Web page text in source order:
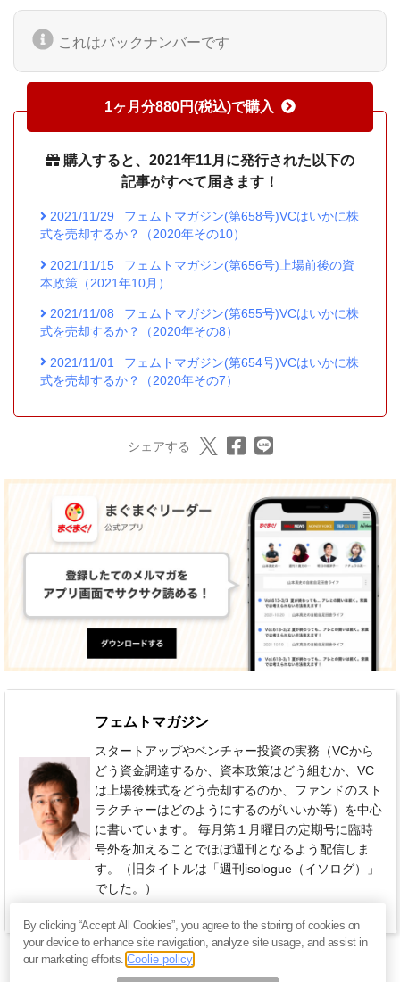
これはバックナンバーです
1ヶ月分880円(税込)で購入
購入すると、2021年11月に発行された以下の
記事がすべて届きます！
2021/11/29
フェムトマガジン(第658号)VCはいかに株
式を売却するか？（2020年その10）
2021/11/15
フェムトマガジン(第656号)上場前後の資
本政策（2021年10月）
2021/11/08
フェムトマガジン(第655号)VCはいかに株
式を売却するか？（2020年その8）
2021/11/01
フェムトマガジン(第654号)VCはいかに株
式を売却するか？（2020年その7）
シェアする
フェムトマガジン
スタートアップやベンチャー投資の実務（VCから
どう資金調達するか、資本政策はどう組むか、VC
は上場後株式をどう売却するのか、ファンドのスト
ラクチャーはどのようにするのがいいか等）を中心
に書いています。 毎月第１月曜日の定期号に臨時
号外を加えることでほぼ週刊となるよう配信しま
す。（旧タイトルは「週刊isologue（イソログ）」
でした。）
By clicking “Accept All Cookies”, you agree to the storing of cookies on
your device to enhance site navigation, analyze site usage, and assist in
our marketing efforts.Coolie policy